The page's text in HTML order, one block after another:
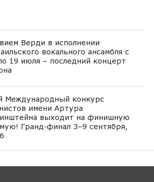
Верди в исполнении
вокального ансамбля с
19 июля – последний концерт
Международный конкурс
имени Артура
выходит на финишную
Гранд-финал 3–9 сентября,